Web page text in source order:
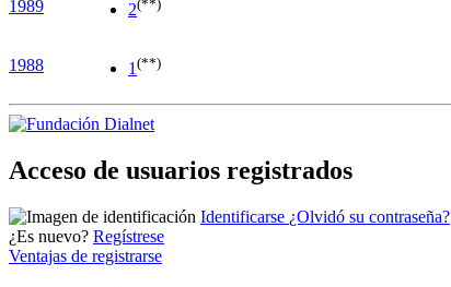
1989 2
1988 1 (**)
Acceso de usuarios registrados
Identificarse ¿Olvidó su contraseña?
¿Es nuevo? Regístrese
Ventajas de registrarse